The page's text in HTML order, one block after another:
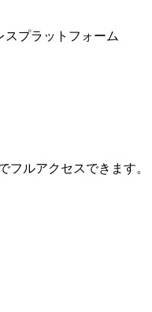
スプラットフォーム
ルアクセスできます。